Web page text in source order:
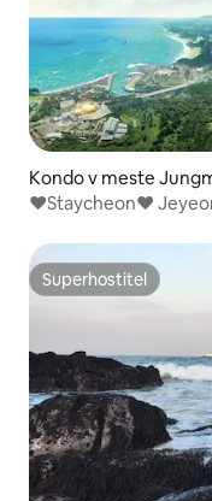
Kondo v meste
♥Staycheon♥
Jeju
Superhostiteľ
Superhostiteľ